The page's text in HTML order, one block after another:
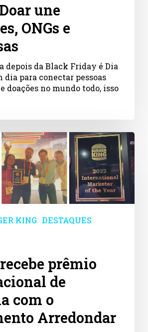
une
ONGs e
depois da Black Friday é Dia
dia para conectar pessoas
doações no mundo todo, isso
KING DESTAQUES
prêmio
de
com o
Arredondar